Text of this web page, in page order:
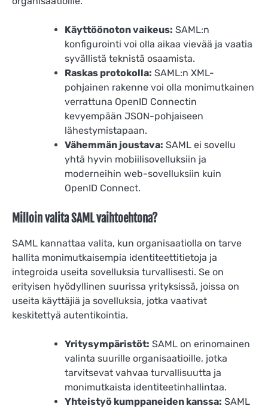
Käyttöönoton vaikeus: SAML:n
konfigurointi voi olla aikaa vievää ja vaatia
syvällistä teknistä osaamista.
Raskas protokolla: SAML:n XML-
pohjainen rakenne voi olla monimutkainen
verrattuna OpenID Connectin
kevyempään JSON-pohjaiseen
lähestymistapaan.
Vähemmän joustava: SAML ei sovellu
yhtä hyvin mobiilisovelluksiin ja
moderneihin web-sovelluksiin kuin
OpenID Connect.
Milloin valita SAML vaihtoehtona?
SAML kannattaa valita, kun organisaatiolla on tarve
hallita monimutkaisempia identiteettitietoja ja
integroida useita sovelluksia turvallisesti. Se on
erityisen hyödyllinen suurissa yrityksissä, joissa on
useita käyttäjiä ja sovelluksia, jotka vaativat
keskitettyä autentikointia.
Yritysympäristöt: SAML on erinomainen
valinta suurille organisaatioille, jotka
tarvitsevat vahvaa turvallisuutta ja
monimutkaista identiteetinhallintaa.
Yhteistyö kumppaneiden kanssa: SAML